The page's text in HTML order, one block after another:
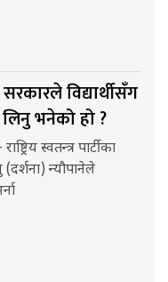
विद्यार्थीसँग
भनेको हो ?
स्वतन्त्र पार्टीका
न्यौपानेले